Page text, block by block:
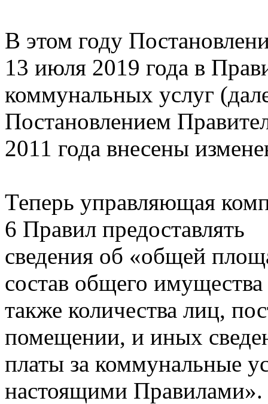
В этом году
13 июля 2019 года в
коммунальных услуг
Постановлением
2011 года внесены
Теперь управляющая
6 Правил предоставлять
сведения об «общей
состав общего
также количества лиц,
помещении, и иных
платы за коммунальные
настоящими Правилами».